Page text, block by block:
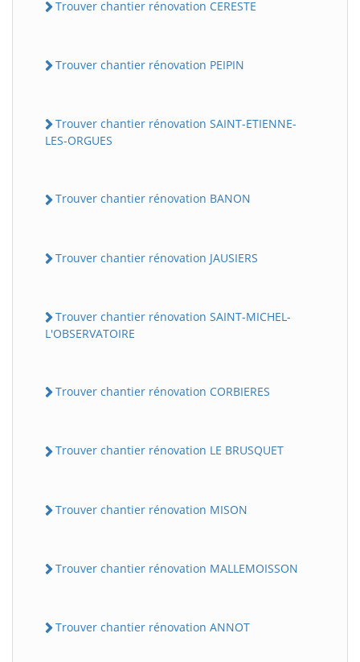
Trouver chantier rénovation CERESTE
Trouver chantier rénovation PEIPIN
Trouver chantier rénovation SAINT-ETIENNE-
LES-ORGUES
Trouver chantier rénovation BANON
Trouver chantier rénovation JAUSIERS
Trouver chantier rénovation SAINT-MICHEL-
L'OBSERVATOIRE
Trouver chantier rénovation CORBIERES
Trouver chantier rénovation LE BRUSQUET
Trouver chantier rénovation MISON
Trouver chantier rénovation MALLEMOISSON
Trouver chantier rénovation ANNOT